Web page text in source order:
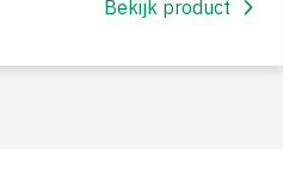
Bekijk product